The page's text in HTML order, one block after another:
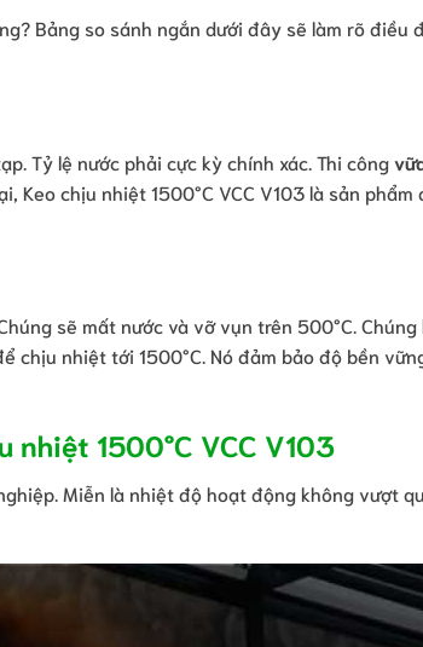
Bảng so sánh ngắn dưới đây sẽ làm rõ điều
Tỷ lệ nước phải cực kỳ chính xác. Thi công
Keo chịu nhiệt 1500°C VCC V103 là sản
sẽ mất nước và vỡ vụn trên 500°C.
chịu nhiệt tới 1500°C. Nó đảm bảo độ bền
nhiệt 1500°C VCC V103
Miễn là nhiệt độ hoạt động không vượt